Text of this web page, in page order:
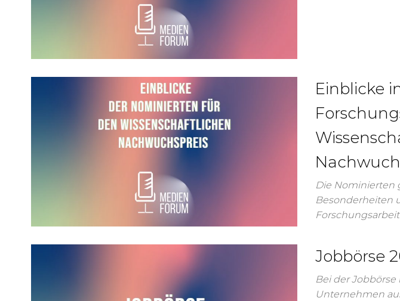
Einblicke
Die Nominierten
Besonderheiten
Jobbörse
Bei der
Unternehmen